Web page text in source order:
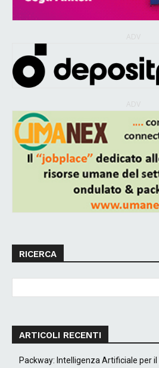
RICERCA
ARTICOLI RECENTI
Packway: Intelligenza Artificiale per il